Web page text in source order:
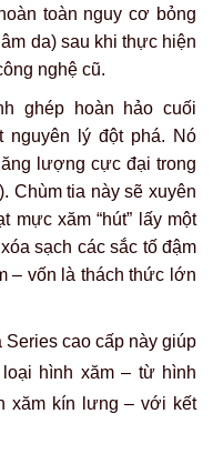
toàn nguy cơ bỏng
da) sau khi thực hiện
nghệ cũ.
ghép hoàn hảo cuối
nguyên lý đột phá. Nó
lượng cực đại trong
Chùm tia này sẽ xuyên
mực xăm “hút” lấy một
sạch các sắc tố đậm
– vốn là thách thức lớn
cao cấp này giúp
hình xăm – từ hình
xăm kín lưng – với kết